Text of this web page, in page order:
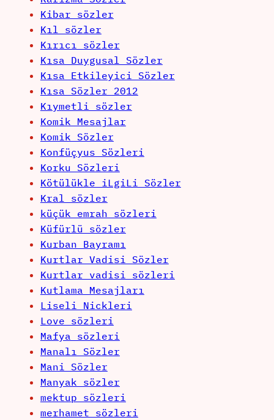
Kibar sözler
Kıl sözler
Kırıcı sözler
Kısa Duygusal Sözler
Kısa Etkileyici Sözler
Kısa Sözler 2012
Kıymetli sözler
Komik Mesajlar
Komik Sözler
Konfüçyus Sözleri
Korku Sözleri
Kötülükle iLgiLi Sözler
Kral sözler
küçük emrah sözleri
Küfürlü sözler
Kurban Bayramı
Kurtlar Vadisi Sözler
Kurtlar vadisi sözleri
Kutlama Mesajları
Liseli Nickleri
Love sözleri
Mafya sözleri
Manalı Sözler
Mani Sözler
Manyak sözler
mektup sözleri
merhamet sözleri